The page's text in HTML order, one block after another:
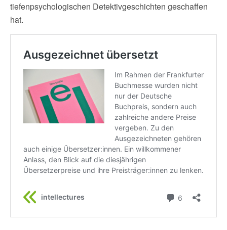
tiefenpsychologischen Detektivgeschichten geschaffen
hat.